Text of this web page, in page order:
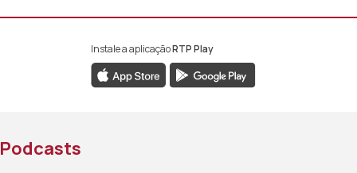
da RTP África
da RTP África
YouTube da RTP África
Instale a aplicaçãoRTP Play
Podcasts